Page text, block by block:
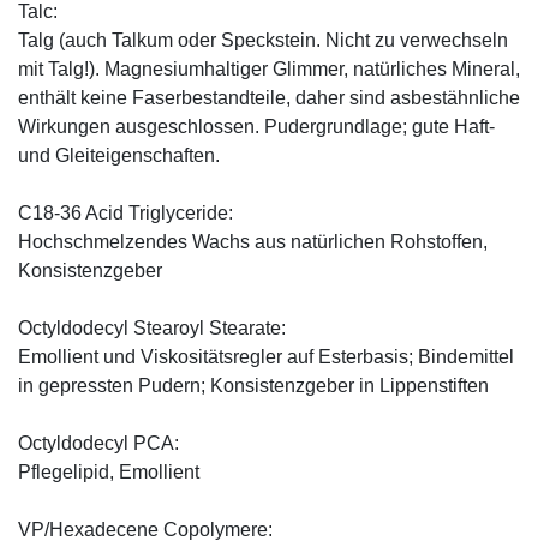
Talc:
Talg (auch Talkum oder Speckstein. Nicht zu verwechseln
mit Talg!). Magnesiumhaltiger Glimmer, natürliches Mineral,
enthält keine Faserbestandteile, daher sind asbestähnliche
Wirkungen ausgeschlossen. Pudergrundlage; gute Haft-
und Gleiteigenschaften.
C18-36 Acid Triglyceride:
Hochschmelzendes Wachs aus natürlichen Rohstoffen,
Konsistenzgeber
Octyldodecyl Stearoyl Stearate:
Emollient und Viskositätsregler auf Esterbasis; Bindemittel
in gepressten Pudern; Konsistenzgeber in Lippenstiften
Octyldodecyl PCA:
Pflegelipid, Emollient
VP/Hexadecene Copolymere: